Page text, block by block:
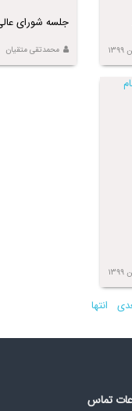
جلسه شورای عالی
محمدتقی متقیان
انتها
تماس